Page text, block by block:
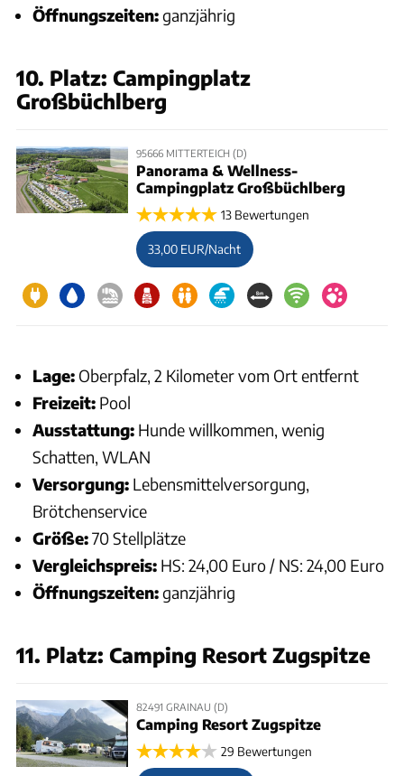
Öffnungszeiten:ganzjährig
10. Platz: Campingplatz
Großbüchlberg
95666 MITTERTEICH (D)
Panorama & Wellness-
Campingplatz Großbüchlberg
13 Bewertungen
33,00 EUR/Nacht
Lage: Oberpfalz, 2 Kilometer vom Ort entfernt
Freizeit: Pool
Ausstattung: Hunde willkommen, wenig
Schatten, WLAN
Versorgung: Lebensmittelversorgung,
Brötchenservice
Größe:70 Stellplätze
Vergleichspreis: HS: 24,00 Euro / NS: 24,00 Euro
Öffnungszeiten:ganzjährig
11. Platz: Camping Resort Zugspitze
82491 GRAINAU (D)
Camping Resort Zugspitze
29 Bewertungen